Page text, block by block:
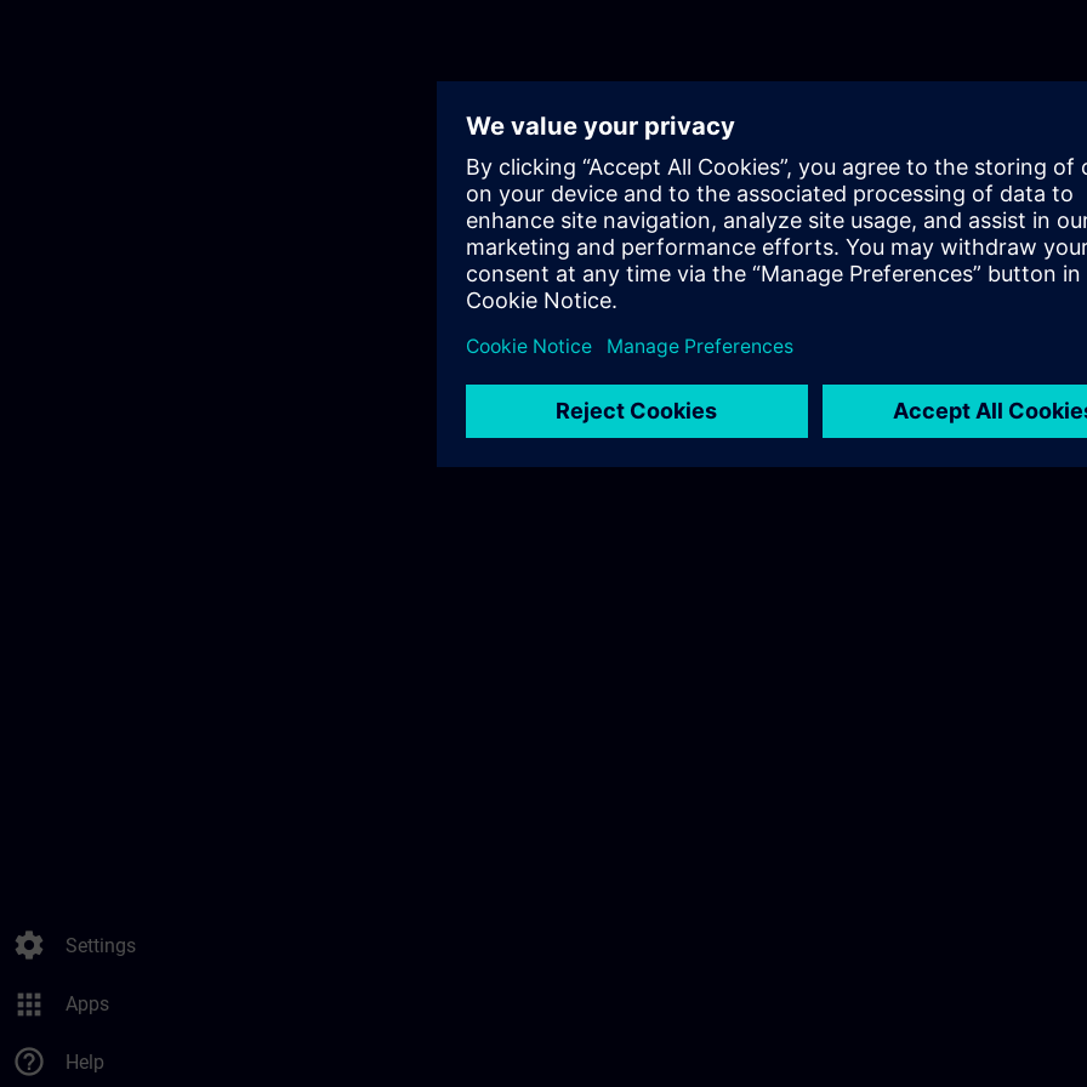
settings Settings
apps Apps
help_outline Help
Anlagendiagnose mit WinCC UnifiedDer Inhalt des WinCC
Aufbaukurses basiert auf den verschiedenen WinCC Unified
ist in separaten Lehrplänen zusammengestellt, die unten